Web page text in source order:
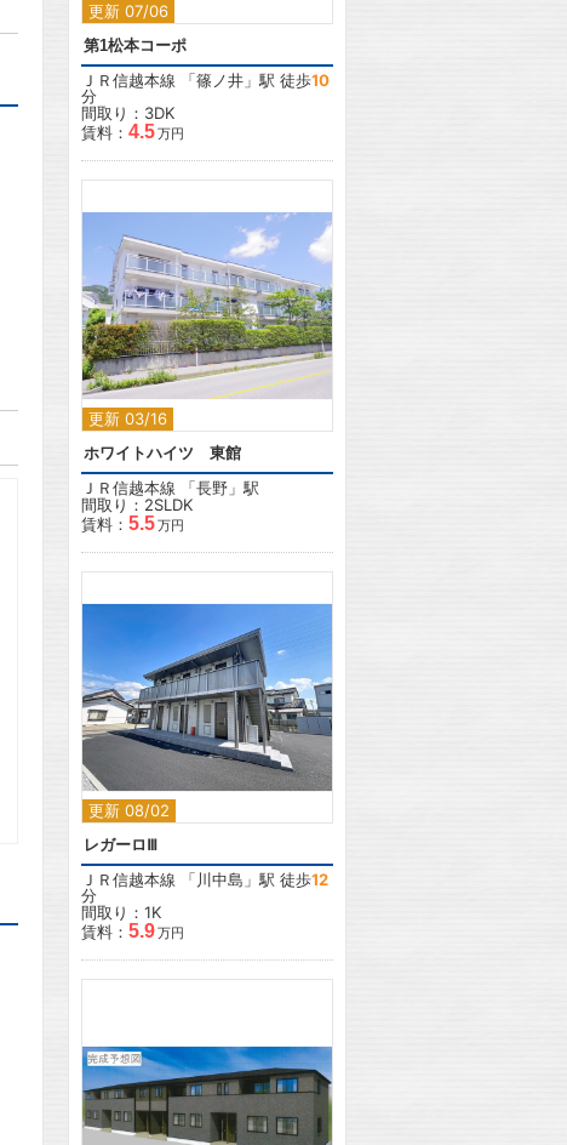
更新 07/06
第1松本コーポ
ＪＲ信越本線 「篠ノ井 」駅 徒歩10
分
間取り：3DK
賃料： 4.5万円
更新 03/16
2
ホワイトハイツ 東館
ＪＲ信越本線 「長野 」駅
間取り：2SLDK
賃料： 5.5万円
更新 08/02
レガーロⅢ
ＪＲ信越本線 「川中島 」駅 徒歩12
分
間取り：1K
賃料： 5.9万円
2